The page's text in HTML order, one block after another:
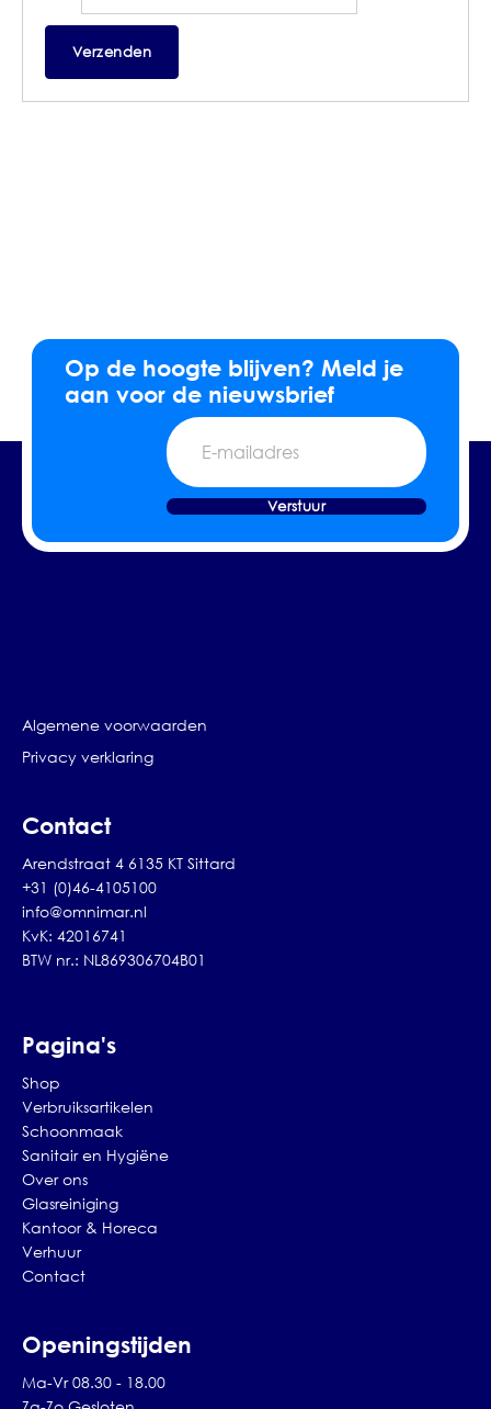
Op de hoogte blijven? Meld je
aan voor de nieuwsbrief
E-
mailadres
Verstuur
Algemene voorwaarden
Privacy verklaring
Contact
Arendstraat 4 6135 KT Sittard
+31 (0)46-4105100
info@omnimar.nl
KvK: 42016741
BTW nr.: NL869306704B01
Pagina's
Shop
Verbruiksartikelen
Schoonmaak
Sanitair en Hygiëne
Over ons
Glasreiniging
Kantoor & Horeca
Verhuur
Contact
Openingstijden
Ma-Vr 08.30 - 18.00